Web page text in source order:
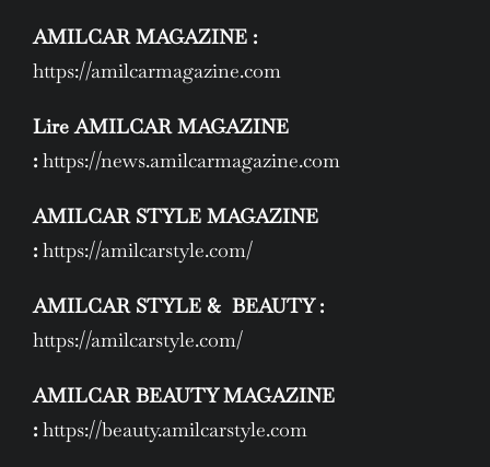
AMILCAR MAGAZINE :
https://amilcarmagazine.com
Lire AMILCAR MAGAZINE
: https://news.amilcarmagazine.com
AMILCAR STYLE MAGAZINE
: https://amilcarstyle.com/
AMILCAR STYLE & BEAUTY :
https://amilcarstyle.com/
AMILCAR BEAUTY MAGAZINE
: https://beauty.amilcarstyle.com